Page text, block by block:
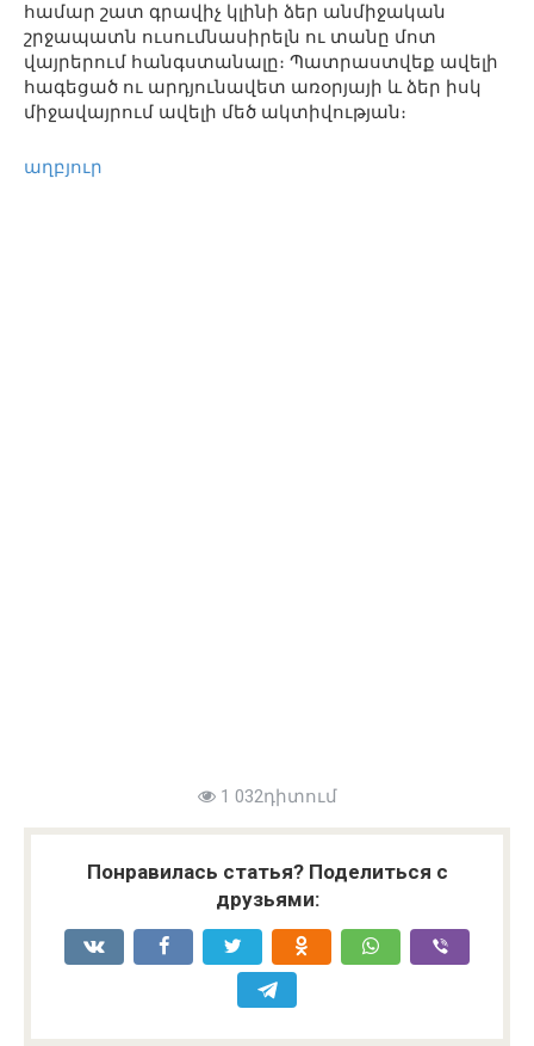
համար շատ գրավիչ կլինի ձեր անմիջական
շրջապատն ուսումնասիրելն ու տանը մոտ
վայրերում հանգստանալը։ Պատրաստվեք ավելի
հագեցած ու արդյունավետ առօրյայի և ձեր իսկ
միջավայրում ավելի մեծ ակտիվության։
աղբյուր
1 032դիտում
Понравилась статья? Поделиться с
друзьями: